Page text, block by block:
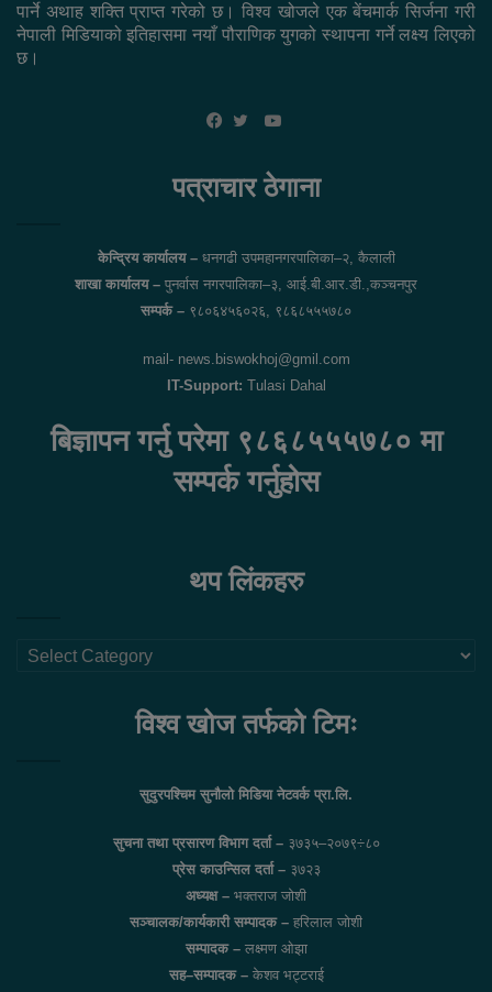
पार्ने अथाह शक्ति प्राप्त गरेको छ। विश्व खोजले एक बेंचमार्क सिर्जना गरी
नेपाली मिडियाको इतिहासमा नयाँ पौराणिक युगको स्थापना गर्ने लक्ष्य लिएको
छ।
YouTube
पत्राचार ठेगाना
केन्द्रिय कार्यालय –धनगढी उपमहानगरपालिका–२, कैलाली
शाखा कार्यालय – पुनर्वास नगरपालिका–३, आई.बी.आर.डी.,कञ्चनपुर
सम्पर्क – ९८०६४५६०२६, ९८६८५५५७८०
mail- news.biswokhoj@gmil.com
IT-Support: Tulasi Dahal
बिज्ञापन गर्नु परेमा ९८६८५५५७८० मा
सम्पर्क गर्नुहोस
थप लिंकहरु
थप
विश्व खोज तर्फको टिमः
सुदुरपश्चिम सुनौलो मिडिया नेटवर्क प्रा.लि.
सुचना तथा प्रसारण विभाग दर्ता – ३७३५–२०७९÷८०
प्रेस काउन्सिल दर्ता – ३७२३
अध्यक्ष – भक्तराज जोशी
सञ्चालक/कार्यकारी सम्पादक – हरिलाल जोशी
सम्पादक –लक्ष्मण ओझा
सह–सम्पादक –केशव भट्टराई